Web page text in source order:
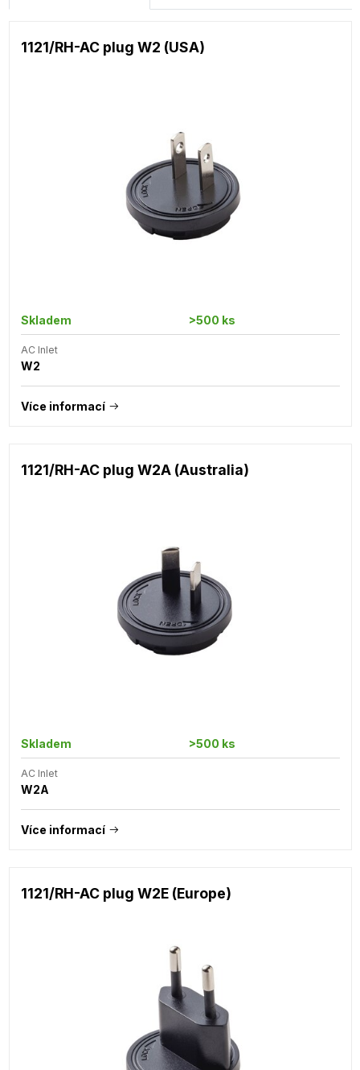
1121/RH-AC plug W2 (USA)
Skladem >500 ks
AC Inlet
W2
Více informací
1121/RH-AC plug W2A (Australia)
Skladem >500 ks
AC Inlet
W2A
Více informací
1121/RH-AC plug W2E (Europe)